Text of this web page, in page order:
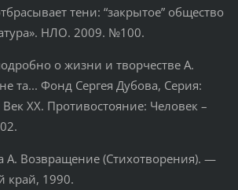
тени: “закрытое” общество
НЛО. 2009. №100.
о жизни и творчестве А.
та... Фонд Сергея Дубова, Серия:
ХХ. Противостояние: Человек –
(Стихотворения). —
край, 1990.